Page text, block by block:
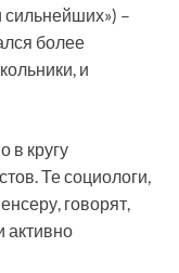
–
более
и
в кругу
Те социологи,
говорят,
активно